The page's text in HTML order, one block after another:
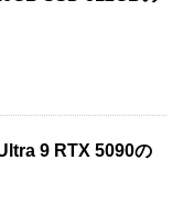
9 RTX 5090の